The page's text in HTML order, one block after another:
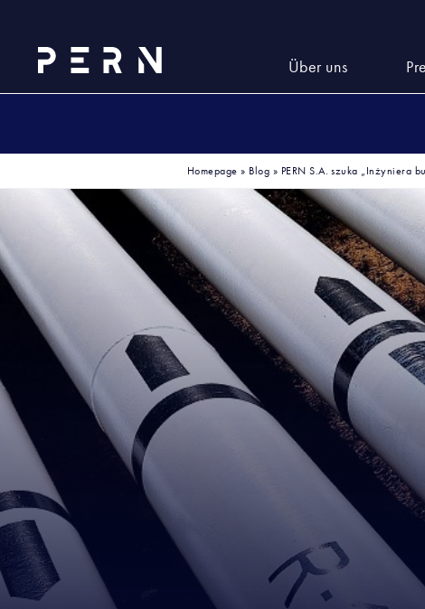
Über uns
Homepage » Blog » PERN S.A. szuka „Inżyniera